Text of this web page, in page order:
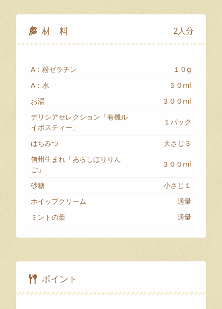
材 料 2人分
A：粉ゼラチン
１０g
A：水
５０ml
お湯
３００ml
デリシアセレクション「有機ル
イボスティー」
１パック
はちみつ
大さじ３
信州生まれ「あらしぼりりん
ご」
３００ml
砂糖
小さじ１
ホイップクリーム
適量
ミントの葉
適量
ポイント